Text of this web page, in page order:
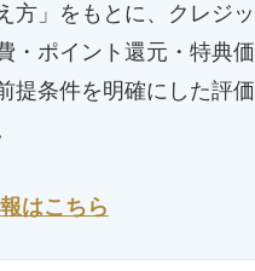
方」をもとに、クレジ
・ポイント還元・特典
提条件を明確にした評
はこちら